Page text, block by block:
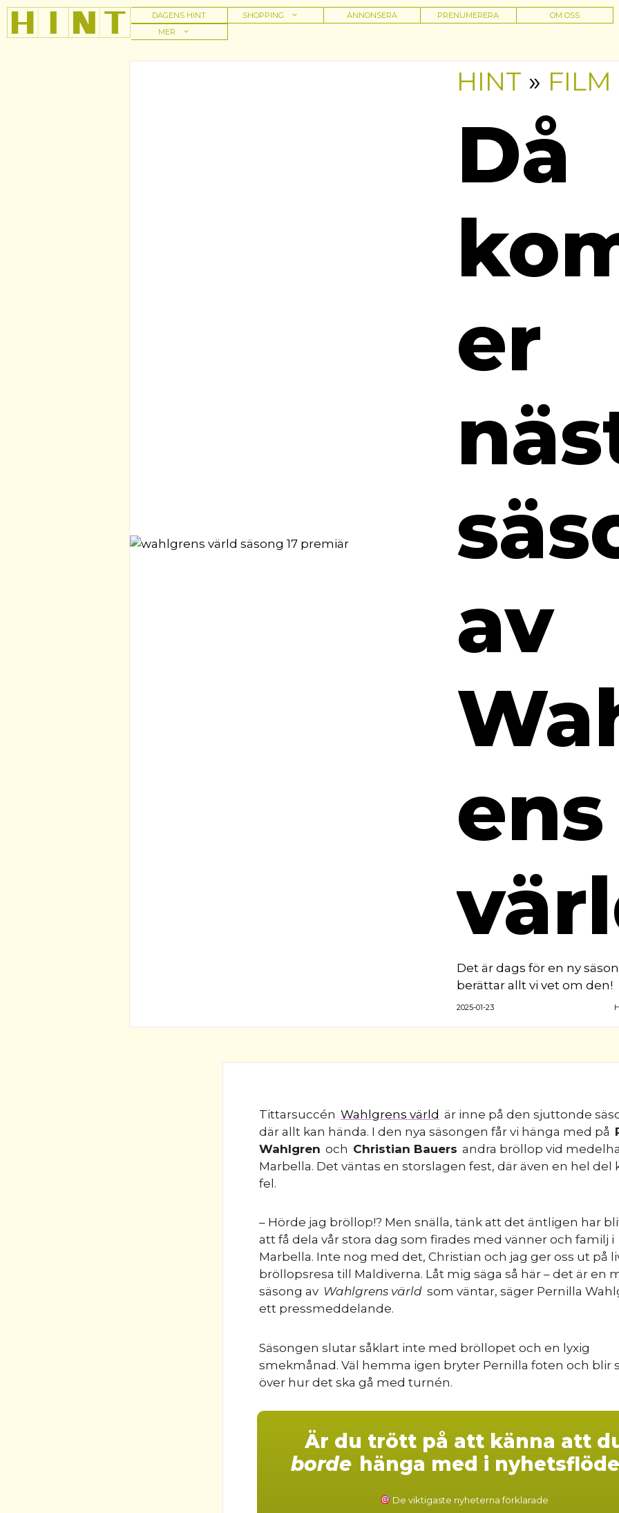
Hoppa
innehåll
DAGENS HINT SHOPPING ANNONSERA PRENUMERERA
OM OSS
MER
HINT » FILM
Då
er
av
ens
Det är dags för en ny
berättar allt vi vet om den!
2025-01-23
Tittarsuccén Wahlgrens värld är inne på den sjuttonde
där allt kan hända. I den nya säsongen får vi hänga med på
Wahlgren och Christian Bauers andra bröllop vid
Marbella. Det väntas en storslagen fest, där även en hel del
fel.
– Hörde jag bröllop!? Men snälla, tänk att det äntligen har
att få dela vår stora dag som firades med vänner och familj i
Marbella. Inte nog med det, Christian och jag ger oss ut på
bröllopsresa till Maldiverna. Låt mig säga så här – det är en
säsong av Wahlgrens värld som väntar, säger Pernilla
ett pressmeddelande.
Säsongen slutar såklart inte med bröllopet och en lyxig
smekmånad. Väl hemma igen bryter Pernilla foten och blir
över hur det ska gå med turnén.
Är du trött på att känna att
borde hänga med i
De viktigaste nyheterna förklarade